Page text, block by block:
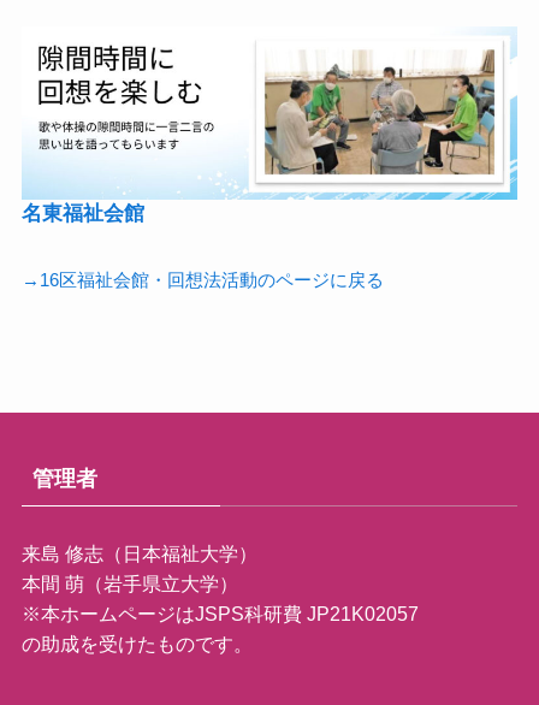
名東福祉会館
→16区福祉会館・回想法活動のページに戻る
管理者
来島 修志（日本福祉大学）
本間 萌（岩手県立大学）
※本ホームページはJSPS科研費 JP21K02057
の助成を受けたものです。